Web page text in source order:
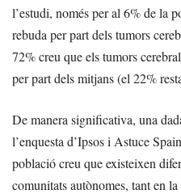
l’estudi, només per al 6% de la
rebuda per part dels tumors
72% creu que els tumors
per part dels mitjans (el 22%
De manera significativa, una
l’enquesta d’Ipsos i Astuce
població creu que existeixen
comunitats autònomes, tant en